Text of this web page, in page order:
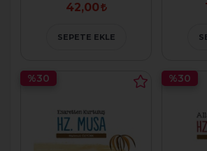
42,00
SEPETE EKLE
%30 %30